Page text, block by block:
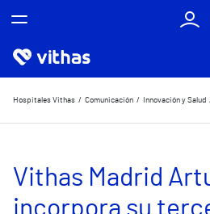
Nosotros
Servicios de salud
Hospitales Vithas Comunicación Innovación y Salud
Vithas Madrid
incorpora su